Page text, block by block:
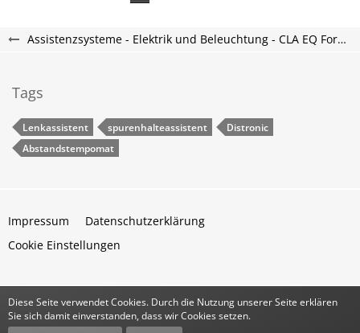
Assistenzsysteme - Elektrik und Beleuchtung - CLA EQ Forum
Tags
Lenkassistent spurenhalteassistent
Distronic
Abstandstempomat
Impressum
Datenschutzerklärung
Cookie Einstellungen
Community-Software:WoltLab Suite™
Diese Seite verwendet Cookies. Durch die Nutzung unserer Seite erklären
Sie sich damit einverstanden, dass wir Cookies setzen.